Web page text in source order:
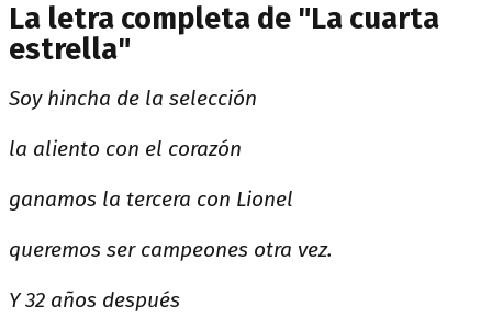
La letra completa de "La cuarta
estrella"
Soy hincha de la selección
la aliento con el corazón
ganamos la tercera con Lionel
queremos ser campeones otra vez.
Y 32 años después